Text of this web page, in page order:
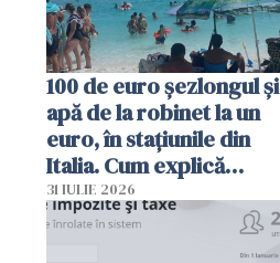
100 de euro șezlongul și
apă de la robinet la un
euro, în stațiunile din
Italia. Cum explică
autoritățile
31 IULIE 2026